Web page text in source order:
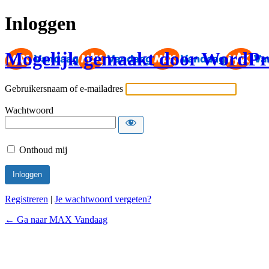
Inloggen
Mogelijk gemaakt door
Gebruikersnaam of e-mailadres
Wachtwoord
Onthoud mij
Registreren | Je wachtwoord vergeten?
← Ga naar MAX Vandaag